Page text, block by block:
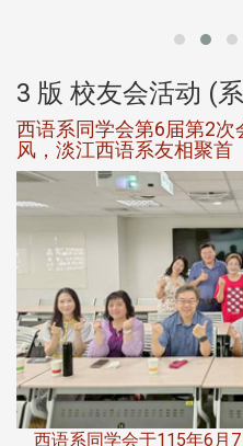
3 版 校友会活动 (
西语系同学会第6届第2
风，淡江西语系友相聚首
西语系同学会于115年6月